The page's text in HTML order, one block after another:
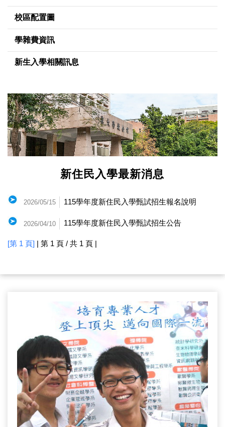
校區配置圖
學雜費資訊
新生入學相關訊息
新住民入學最新消息
2026/05/15 115學年度新住民入學甄試招生報名說明
2026/04/10 115學年度新住民入學甄試招生公告
[第 1 頁] | 第 1 頁 / 共 1 頁 |